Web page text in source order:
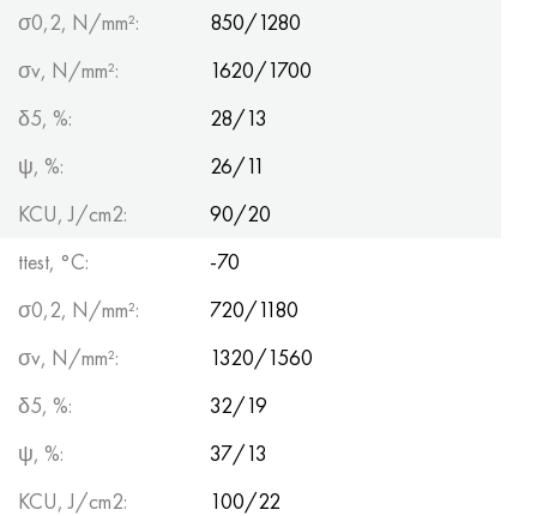
σ0,2, N/mm²:
850/1280
σv, N/mm²:
1620/1700
δ5, %:
28/13
ψ, %:
26/11
KCU, J/cm2:
90/20
ttest, °С:
-70
σ0,2, N/mm²:
720/1180
σv, N/mm²:
1320/1560
δ5, %:
32/19
ψ, %:
37/13
KCU, J/cm2:
100/22